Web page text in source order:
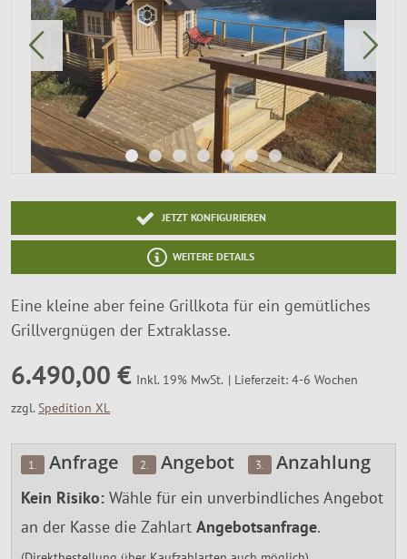
Zu Hause
Service
Magazin
SALE %
Über Uns
JETZT KONFIGURIEREN
WEITERE DETAILS
Eine kleine aber feine Grillkota für ein gemütliches
Grillvergnügen der Extraklasse.
6.490,00 € Inkl. 19% MwSt.
Lieferzeit: 4-6 Wochen
zzgl. Spedition XL
1. Anfrage 2. Angebot 3. Anzahlung
Kein Risiko: Wähle für ein unverbindliches Angebot
an der Kasse die Zahlart Angebotsanfrage.